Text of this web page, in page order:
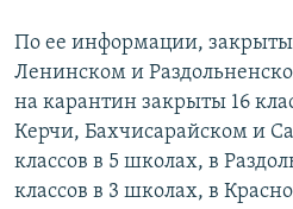
По ее информации,
Ленинском и
на карантин закрыты 16
Керчи, Бахчисарайском и
классов в 5 школах, в
классов в 3 школах, в